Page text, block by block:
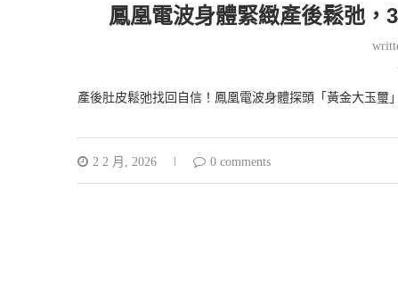
鳳凰電波身體緊緻產後鬆弛
產後肚皮鬆弛找回自信！鳳凰電波身體探頭「黃金大玉璽
2 2 月, 2026 0 comments